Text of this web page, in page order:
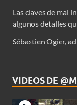
Las claves de mal
algunos detalles
Sébastien Ogier,
VIDEOS DE